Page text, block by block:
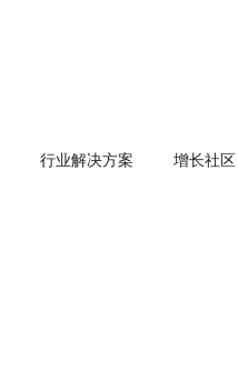
行业解决方案 增长社区